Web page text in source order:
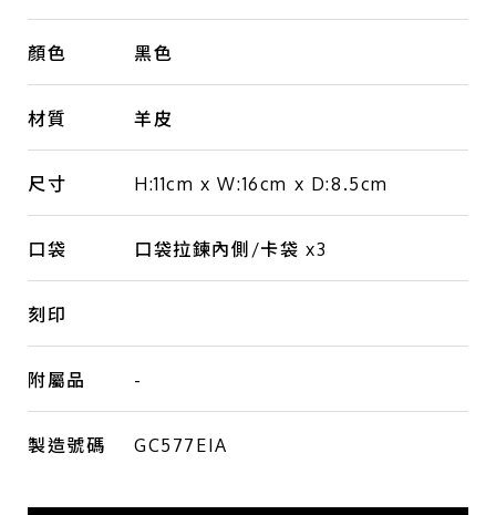
顏色 黑色
材質 羊皮
尺寸 H:11cm x W:16cm x D:8.5cm
口袋 口袋拉鍊內側/卡袋 x3
刻印
附屬品 -
製造號碼 GC577EIA